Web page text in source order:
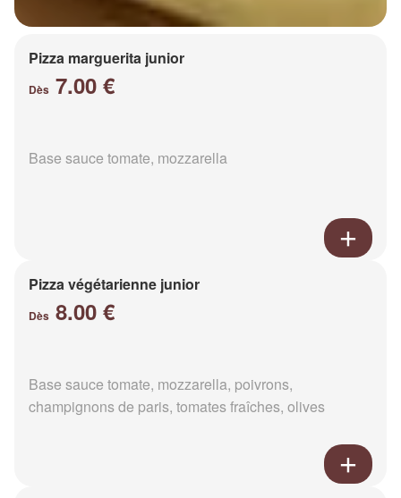
Pizza marguerita junior
Dès 7.00 €
Base sauce tomate, mozzarella
Pizza végétarienne junior
Dès 8.00 €
Base sauce tomate, mozzarella, poivrons,
champignons de paris, tomates fraîches, olives